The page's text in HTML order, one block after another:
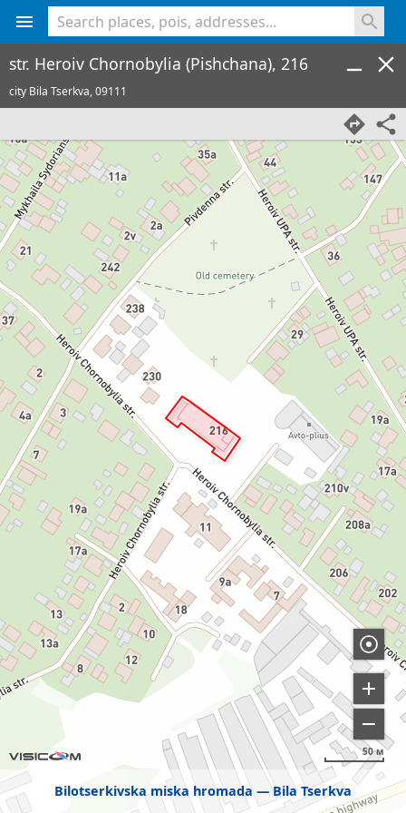
Bilotserkivska miska hromada Bila Tserkva
50 м
str. Heroiv Chornobylia (Pishchana), 216
city Bila Tserkva,09111
<% console.log(hcard) %>